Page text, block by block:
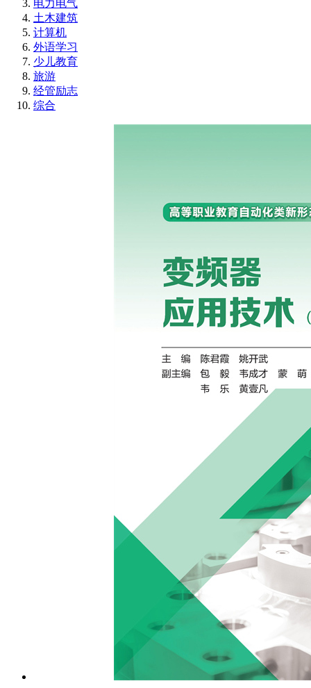
电力电气
土木建筑
计算机
外语学习
少儿教育
旅游
经管励志
综合